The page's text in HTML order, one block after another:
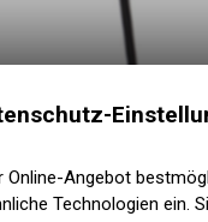
Online-Angebot
Technologien ein.